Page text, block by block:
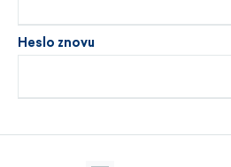
Heslo znovu